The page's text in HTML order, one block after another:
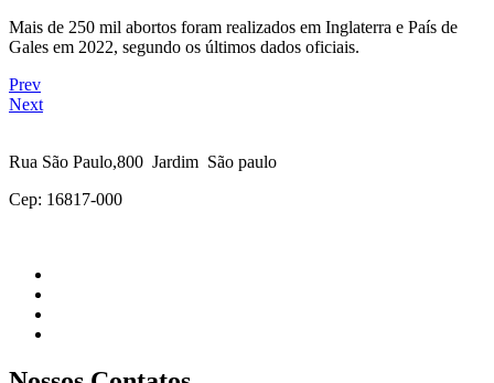
Mais de 250 mil abortos foram realizados em Inglaterra e País de
Gales em 2022, segundo os últimos dados oficiais.
Prev
Next
Rua São Paulo,800 Jardim São paulo
Cep: 16817-000